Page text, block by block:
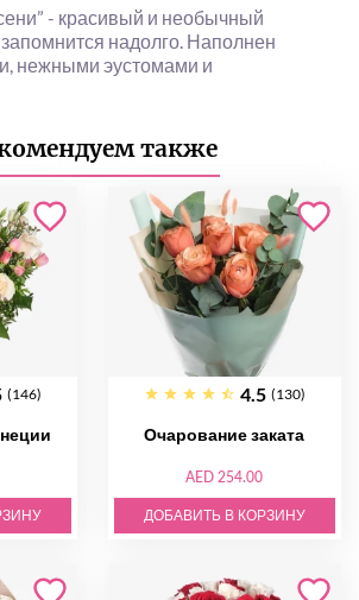
- красивый и необычный
надолго. Наполнен
нежными эустомами и
также
(146) 4.5 (130)
Очарование заката
AED 254.00
ДОБАВИТЬ В КОРЗИНУ